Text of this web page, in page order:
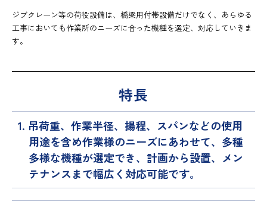
ジブクレーン等の荷役設備は、橋梁用付帯設備だけでなく、あらゆる
工事においても作業所のニーズに合った機種を選定、対応していきま
す。
特長
1. 吊荷重、作業半径、揚程、スパンなどの使用
用途を含め作業様のニーズにあわせて、多種
多様な機種が選定でき、計画から設置、メン
テナンスまで幅広く対応可能です。